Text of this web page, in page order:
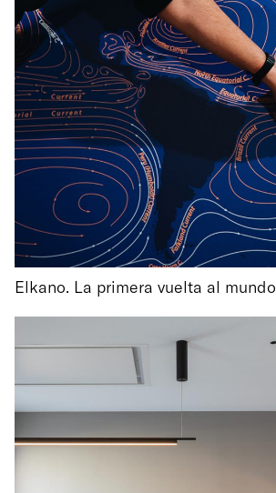
Elkano. La primera vuelta al mundo